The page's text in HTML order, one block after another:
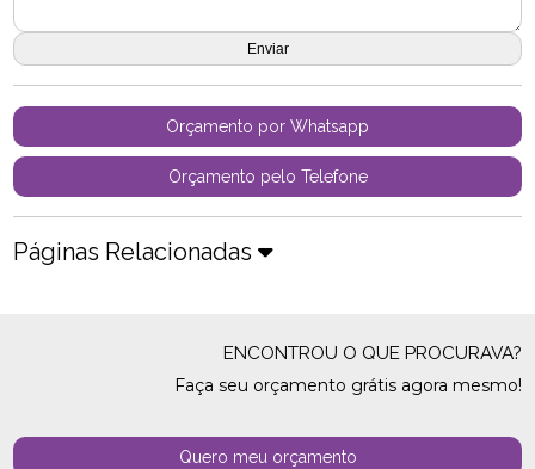
Orçamento por Whatsapp
Orçamento pelo Telefone
Páginas Relacionadas
ENCONTROU O QUE PROCURAVA?
Faça seu orçamento grátis agora mesmo!
Quero meu orçamento